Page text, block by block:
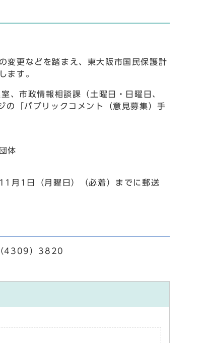
変更などを踏まえ、東大阪市国民保護計
ます。
市政情報相談課（土曜日・日曜日、
「パブリックコメント（意見募集）手
体
月1日（月曜日）（必着）までに郵送
4309）3820